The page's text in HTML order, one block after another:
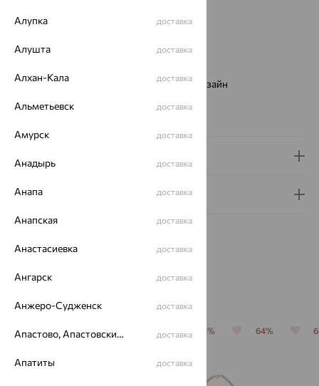
Металл:
Проба:585
Виды дизайна браслетов:
Европейский дизайн
Вес металла:
Гарантия и возврат
70% 64% 64% 64%
Алупка доставка
Алушта доставка
Алхан-Кала доставка
Альметьевск доставка
Амурск доставка
Анадырь доставка
Анапа доставка
Анапская доставка
Анастасиевка доставка
Ангарск доставка
Анжеро-Судженск доставка
Апастово, Апастовский район доставка
Апатиты доставка